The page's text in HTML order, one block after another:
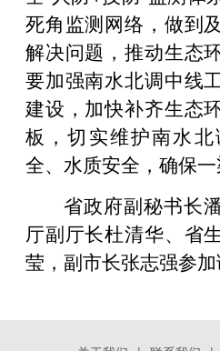
死角监测网络，做到
解决问题，推动生态
要加强南水北调中线
建设，加快补齐生态
板，切实维护南水
全、水质安全，确保一
省政府副秘书长
厅副厅长杜清华、省
莹，副市长张志强参加